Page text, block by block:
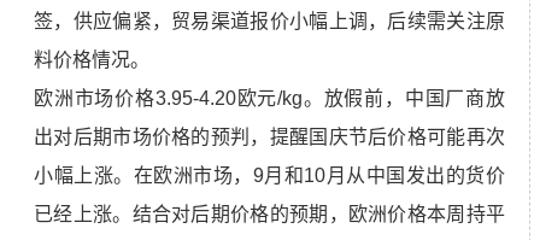
签，供应偏紧，贸易渠道报价小幅上调，后续需关注原
料价格情况。
欧洲市场价格3.95-4.20欧元/kg。放假前，中国厂商放
出对后期市场价格的预判，提醒国庆节后价格可能再次
小幅上涨。在欧洲市场，9月和10月从中国发出的货价
已经上涨。结合对后期价格的预期，欧洲价格本周持平